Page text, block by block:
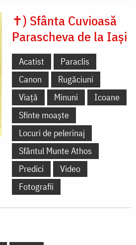
✝) Sfânta Cuvioasă
Parascheva de la Iași
Acatist
Paraclis
Canon
Rugăciuni
Viață
Minuni
Icoane
Sfinte moaște
Locuri de pelerinaj
Sfântul Munte Athos
Predici
Video
Fotografii